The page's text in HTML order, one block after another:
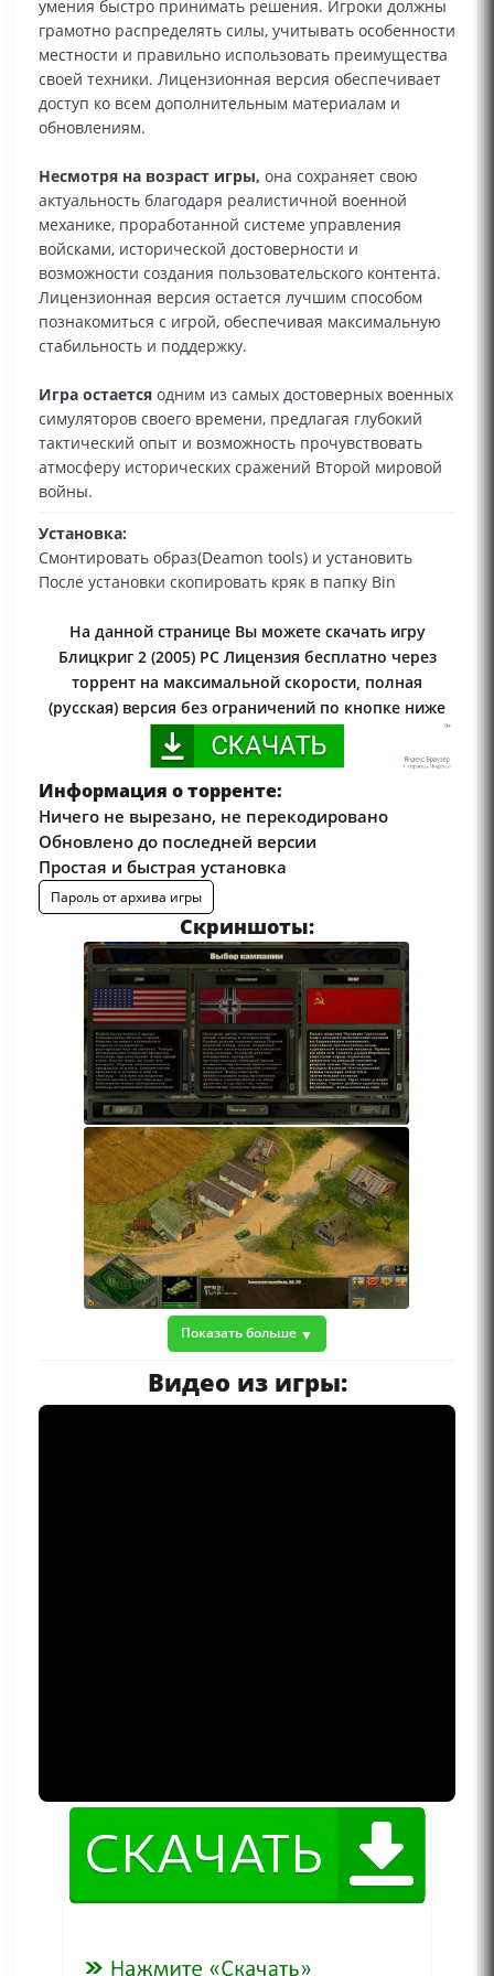
умения быстро принимать решения. Игроки должны
грамотно распределять силы, учитывать особенности
местности и правильно использовать преимущества
своей техники. Лицензионная версия обеспечивает
доступ ко всем дополнительным материалам и
обновлениям.
Несмотря на возраст игры, она сохраняет свою
актуальность благодаря реалистичной военной
механике, проработанной системе управления
войсками, исторической достоверности и
возможности создания пользовательского контента.
Лицензионная версия остается лучшим способом
познакомиться с игрой, обеспечивая максимальную
стабильность и поддержку.
Игра остается одним из самых достоверных военных
симуляторов своего времени, предлагая глубокий
тактический опыт и возможность прочувствовать
атмосферу исторических сражений Второй мировой
войны.
Установка:
Смонтировать образ(Deamon tools) и установить
После установки скопировать кряк в папку Bin
На данной странице Вы можете скачать игру
Блицкриг 2 (2005) PC Лицензия бесплатно через
торрент на максимальной скорости, полная
(русская) версия без ограничений по кнопке ниже
Информация о торренте:
Ничего не вырезано, не перекодировано
Обновлено до последней версии
Простая и быстрая установка
Пароль от архива игры
Скриншоты:
Показать больше
Видео из игры: